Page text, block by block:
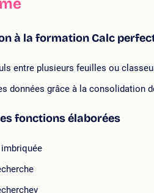
à la formation Calc
entre plusieurs feuilles ou
données grâce à la consolidation
fonctions élaborées